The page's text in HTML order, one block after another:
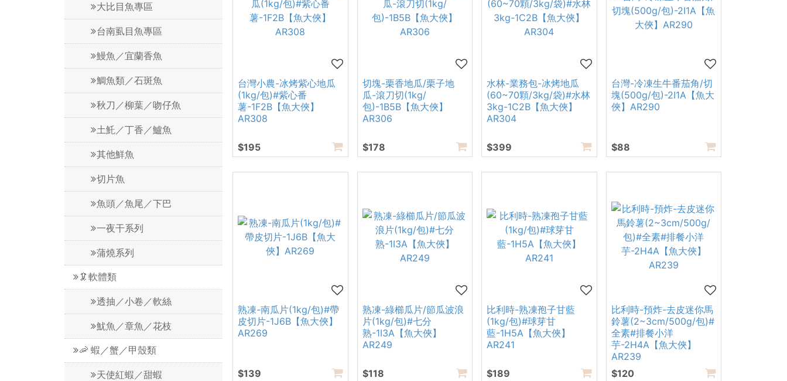
大比目魚專區
台南虱目魚專區
鰻魚／宜蘭香魚
鯛魚類／石斑魚
秋刀／柳葉／吻仔魚
土魠／丁香／鱸魚
其他鮮魚
切片魚
魚頭／魚尾／下巴
一夜干系列
蒲燒系列
🦑軟體類
透抽／小卷／軟絲
魷魚／章魚／花枝
🦐 蝦／蟹／甲殼類
天使紅蝦／甜蝦
台灣小農-冰烤紫心地瓜
(1kg/包)#紫心番
薯-1F2B【魚大俠】
AR308
$195
切塊-栗香地瓜/栗子地
瓜-滾刀切(1kg/
包)-1B5B【魚大俠】
AR306
$178
水林-業務包-冰烤地瓜
(60~70顆/3kg/袋)#水林
3kg-1C2B【魚大俠】
AR304
$399
台灣-冷凍生牛番茄角/切
塊(500g/包)-2I1A【魚大
俠】AR290
$88
熟凍-南瓜片(1kg/包)#帶
皮切片-1J6B【魚大俠】
AR269
$139
熟凍-綠櫛瓜片/節瓜波浪
片(1kg/包)#七分
熟-1I3A【魚大俠】
AR249
$118
比利時-熟凍孢子甘藍
(1kg/包)#球芽甘
藍-1H5A【魚大俠】
AR241
$189
比利時-預炸-去皮迷你馬
鈴薯(2~3cm/500g/包)#
全素#排餐小洋
芋-2H4A【魚大俠】
AR239
$120